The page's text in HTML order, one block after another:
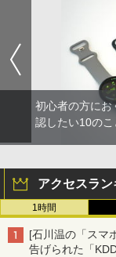
初心者の方にお
認したい10のこ
アクセスラン
1時間
[石川温の「スマ
告げられた「